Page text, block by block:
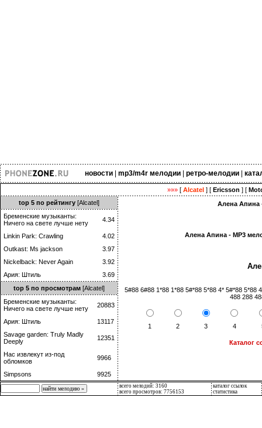
новости| mp3/m4r мелодии| ретро-мелодии|
»»»[ Alcatel] [ Ericsson ] [
top 5 по рейтингу [Alcatel]
Бременские музыканты:
Ничего на свете лучше нету
4.34
Linkin Park: Crawling
4.02
Outkast: Ms jackson
3.97
Nickelback: Never Again
3.92
Ария: Штиль
3.69
top 5 по просмотрам [Alcatel]
Бременские музыканты:
Ничего на свете лучше нету
20883
Ария: Штиль
13117
Savage garden: Truly Madly
Deeply
12351
Нас извлекут из-под
обломков
9966
Simpsons 9925
Алена Апина
Алена Апина - MP3
5#88 6#88 1*88 1*88 5#*88 5*88 4* 5#*88 5*88
488 288
1 2 3 4
Каталог
всего мелодий: 3160
всего просмотров: 7756153
каталог ссылок
статистика